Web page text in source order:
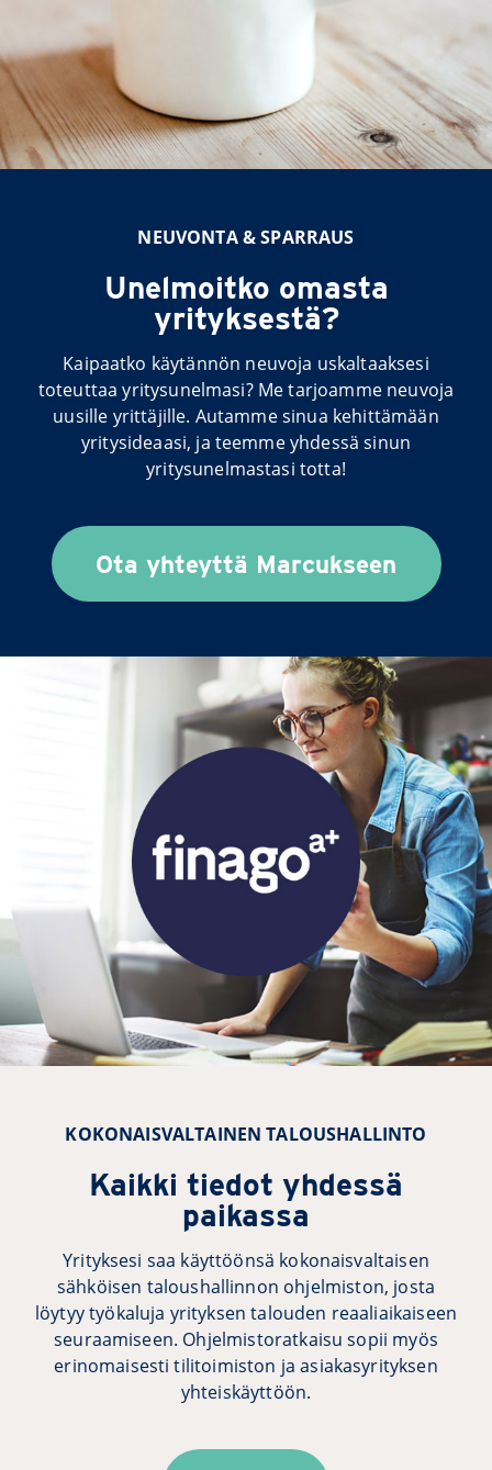
NEUVONTA & SPARRAUS
Unelmoitko omasta
yrityksestä?
Kaipaatko käytännön neuvoja uskaltaaksesi
toteuttaa yritysunelmasi? Me tarjoamme neuvoja
uusille yrittäjille. Autamme sinua kehittämään
yritysideaasi, ja teemme yhdessä sinun
yritysunelmastasi totta!
Ota yhteyttä Marcukseen
KOKONAISVALTAINEN TALOUSHALLINTO
Kaikki tiedot yhdessä
paikassa
Yrityksesi saa käyttöönsä kokonaisvaltaisen
sähköisen taloushallinnon ohjelmiston, josta
löytyy työkaluja yrityksen talouden reaaliaikaiseen
seuraamiseen. Ohjelmistoratkaisu sopii myös
erinomaisesti tilitoimiston ja asiakasyrityksen
yhteiskäyttöön.